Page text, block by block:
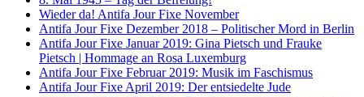
Wieder da! Antifa Jour Fixe November
Antifa Jour Fixe Dezember 2018 – Politischer Mord in Berlin
Antifa Jour Fixe Januar 2019: Gina Pietsch und Frauke
Pietsch | Hommage an Rosa Luxemburg
Antifa Jour Fixe Februar 2019: Musik im Faschismus
Antifa Jour Fixe April 2019: Der entsiedelte Jude